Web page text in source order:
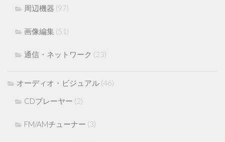
周辺機器 (97)
画像編集 (51)
通信・ネットワーク (23)
オーディオ・ビジュアル (46)
CDプレーヤー (2)
FM/AMチューナー (3)